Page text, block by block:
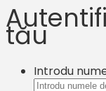
tău
Introdu